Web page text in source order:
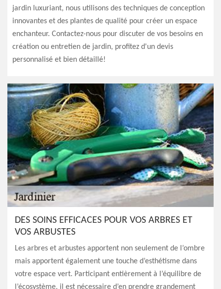
jardin luxuriant, nous utilisons des techniques de conception
innovantes et des plantes de qualité pour créer un espace
enchanteur. Contactez-nous pour discuter de vos besoins en
création ou entretien de jardin, profitez d'un devis
personnalisé et bien détaillé!
DES SOINS EFFICACES POUR VOS ARBRES ET
VOS ARBUSTES
Les arbres et arbustes apportent non seulement de l’ombre
mais apportent également une touche d’esthétisme dans
votre espace vert. Participant entièrement à l’équilibre de
l’écosystème, il est nécessaire d’en prendre grandement